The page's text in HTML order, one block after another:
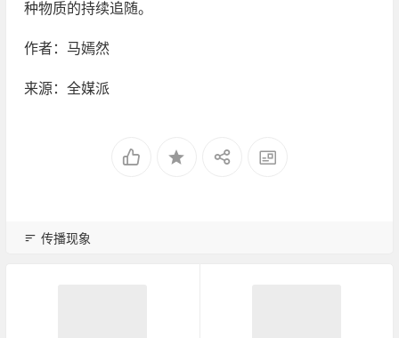
种物质的持续追随。
作者：马嫣然
来源：全媒派
传播现象